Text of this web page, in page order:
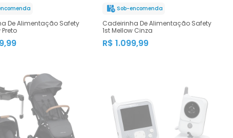
De Alimentação Safety
Preto
Sob-encomenda
Cadeirinha De Alimentação Safety
1st Mellow Cinza
R$ 1.099,99